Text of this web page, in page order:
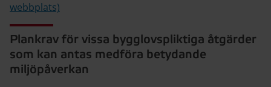
webbplats)
Plankrav för vissa bygglovspliktiga åtgärder
som kan antas medföra betydande
miljöpåverkan